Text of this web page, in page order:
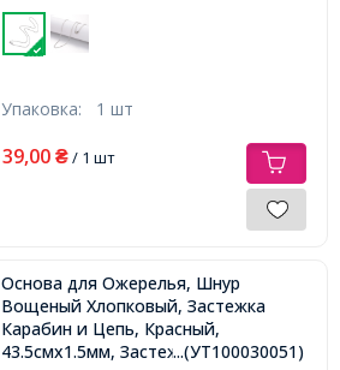
Упаковка: 1 шт
39,00 ₴/ 1 шт
Основа для Ожерелья, Шнур
Вощеный Хлопковый, Застежка
Карабин и Цепь, Красный,
43.5смх1.5мм, Застежка 12х7х2.5мм,
...(УТ100030051)